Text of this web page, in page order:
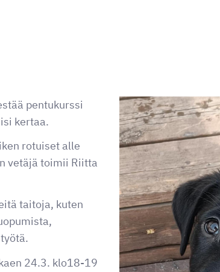
pentukurssi
kertaa.
rotuiset alle
vetäjä toimii Riitta
taitoja, kuten
24.3. klo18-19